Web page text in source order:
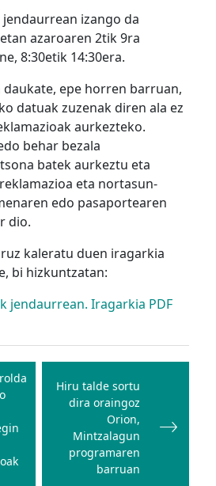
izango da
azaroaren 2tik 9ra
8:30etik 14:30era.
daukate, epe horren barruan,
datuak zuzenak diren ala ez
aurkezteko.
behar bezala
batek aurkeztu eta
eta nortasun-
edo pasaportearen
dio.
kaleratu duen iragarkia
bi hizkuntzatan:
jendaurrean. Iragarkia PDF
Hiru talde sortu
dira oraingoz
Orion,
Mintzalagun
programaren
barruan